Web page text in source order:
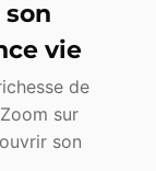
vie
de
sur
son